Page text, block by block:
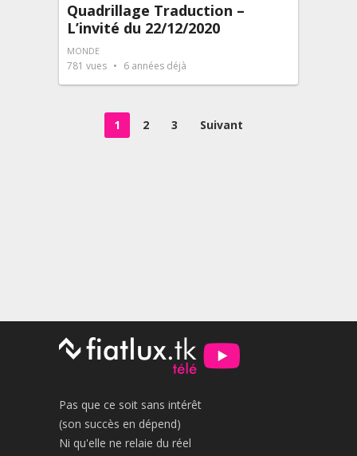
Quadrillage Traduction –
L’invité du 22/12/2020
MONDE
781 vues 6 années déjà
1 2 3 Suivant
Pas que ce soit sans intérêt
(son succès en dépend)
Ni qu'elle ne relaie du réel